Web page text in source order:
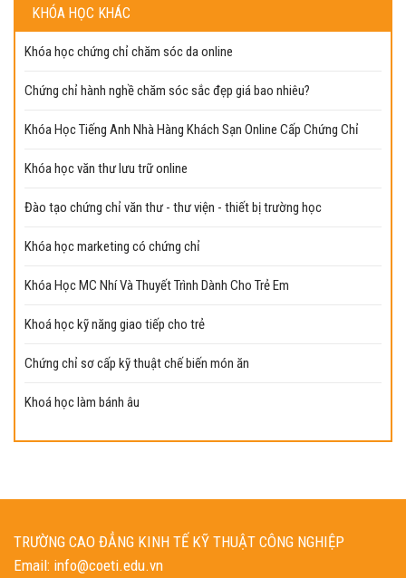
KHÓA HỌC KHÁC
Khóa học chứng chỉ chăm sóc da online
Chứng chỉ hành nghề chăm sóc sắc đẹp giá bao nhiêu?
Khóa Học Tiếng Anh Nhà Hàng Khách Sạn Online Cấp Chứng Chỉ
Khóa học văn thư lưu trữ online
Đào tạo chứng chỉ văn thư - thư viện - thiết bị trường học
Khóa học marketing có chứng chỉ
Khóa Học MC Nhí Và Thuyết Trình Dành Cho Trẻ Em
Khoá học kỹ năng giao tiếp cho trẻ
Chứng chỉ sơ cấp kỹ thuật chế biến món ăn
Khoá học làm bánh âu
TRƯỜNG CAO ĐẲNG KINH TẾ KỸ THUẬT CÔNG NGHIỆP
Email: info@coeti.edu.vn